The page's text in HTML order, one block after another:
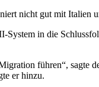
nicht gut mit Italien
in die
führen“, sagte
er hinzu.